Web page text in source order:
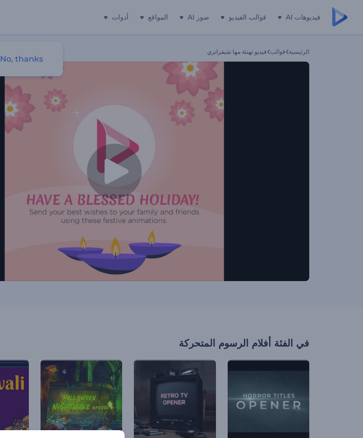
فيديوهات AI قوالب الفيديو صور AI المواقع أدوات
الرئيسية قوالب فيديو تهنئة مها شيفراتري
في الفئة أفلام الرسوم المتحركة
No, thanks